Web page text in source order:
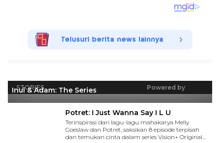
Telusuri berita news lainnya